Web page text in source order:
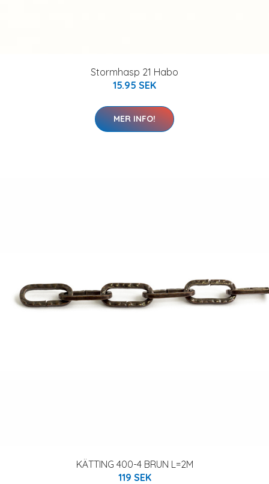
Stormhasp 21 Habo
15.95 SEK
MER INFO!
KÄTTING 400-4 BRUN L=2M
119 SEK